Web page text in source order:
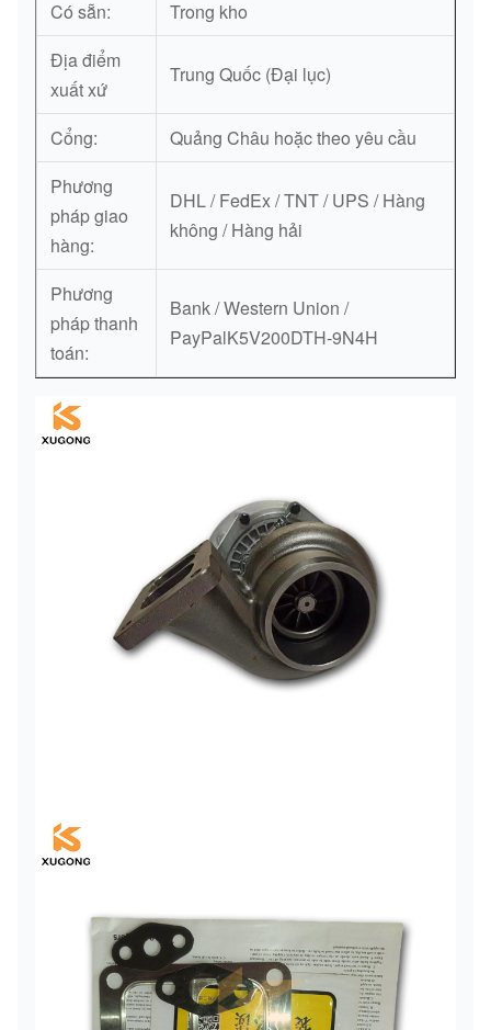
Có sẵn:
Trong kho
Địa điểm
xuất xứ
Trung Quốc (Đại lục)
Cổng:
Quảng Châu hoặc theo yêu cầu
Phương
pháp giao
hàng:
DHL / FedEx / TNT / UPS / Hàng
không / Hàng hải
Phương
pháp thanh
toán:
Bank / Western Union /
PayPalK5V200DTH-9N4H